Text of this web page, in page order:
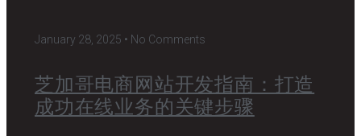
January 28, 2025 No Comments
芝加哥电商网站开发指南：打造
成功在线业务的关键步骤